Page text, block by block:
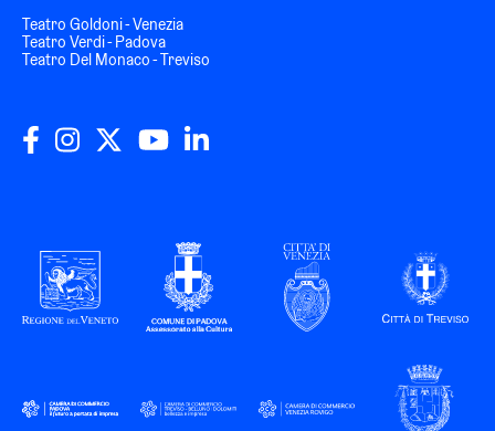
Teatro Goldoni - Venezia
Teatro Verdi - Padova
Teatro Del Monaco - Treviso